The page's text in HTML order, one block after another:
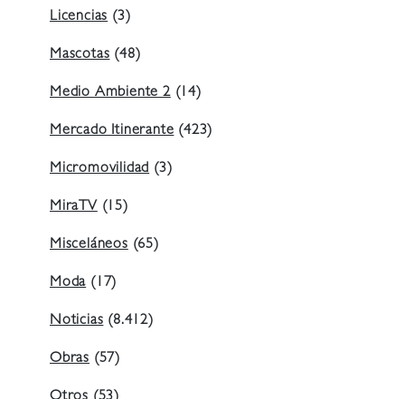
Licencias (3)
Mascotas (48)
Medio Ambiente 2(14)
Mercado Itinerante (423)
Micromovilidad (3)
MiraTV (15)
Misceláneos (65)
Moda (17)
Noticias (8.412)
Obras (57)